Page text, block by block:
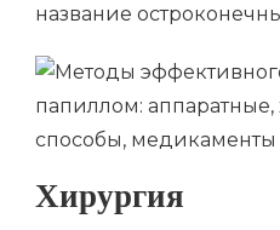
название
Хирургия